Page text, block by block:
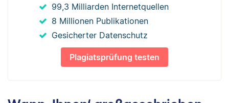
99,3 Milliarden Internetquellen
8 Millionen Publikationen
Gesicherter Datenschutz
Plagiatsprüfung testen